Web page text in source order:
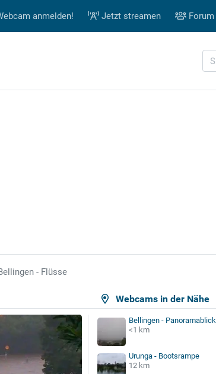
anmelden! Jetzt streamen Forum
- Flüsse
Webcams in der Nähe
Bellingen - Panoramablick
<1 km
Urunga - Bootsrampe
12 km